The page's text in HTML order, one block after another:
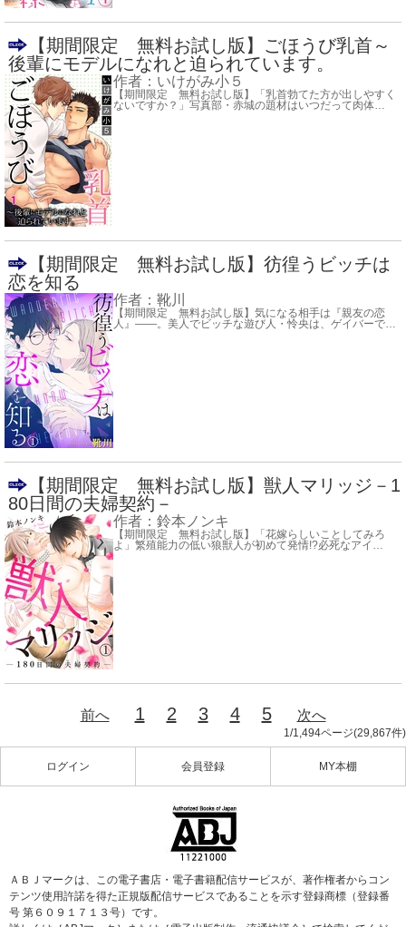
【期間限定 無料お試し版】ごほうび乳首～
後輩にモデルになれと迫られています。
作者： いけがみ小５
【期間限定 無料お試し版】「乳首勃てた方が出しやすく
ないですか？」写真部・赤城の題材はいつだって肉体…
【期間限定 無料お試し版】彷徨うビッチは
恋を知る
作者： 靴川
【期間限定 無料お試し版】気になる相手は『親友の恋
人』――。美人でビッチな遊び人・怜央は、ゲイバーで…
【期間限定 無料お試し版】獣人マリッジ－1
80日間の夫婦契約－
作者： 鈴本ノンキ
【期間限定 無料お試し版】「花嫁らしいことしてみろ
よ」繁殖能力の低い狼獣人が初めて発情!?必死なアイ …
前へ 1 2 3 4 5 次へ
1/1,494ページ(29,867件)
ログイン 会員登録 MY本棚
ＡＢＪマークは、この電子書店・電子書籍配信サービスが、著作権者からコン
テンツ使用許諾を得た正規版配信サービスであることを示す登録商標（登録番
号 第６０９１７１３号）です。